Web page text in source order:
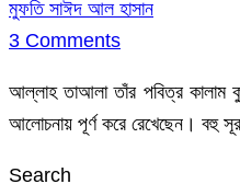
মুফতি সাঈদ আল হাসান
3 Comments
আল্লাহ তাআলা তাঁর পবিত্র কালাম
আলোচনায় পূর্ণ করে রেখেছেন। বহু
Search